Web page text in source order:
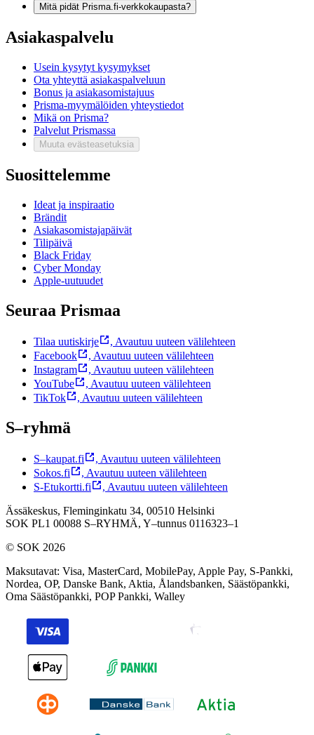
Mitä pidät Prisma.fi-verkkokaupasta?
Asiakaspalvelu
Usein kysytyt kysymykset
Ota yhteyttä asiakaspalveluun
Bonus ja asiakasomistajuus
Prisma-myymälöiden yhteystiedot
Mikä on Prisma?
Palvelut Prismassa
Muuta evästeasetuksia
Suosittelemme
Ideat ja inspiraatio
Brändit
Asiakasomistajapäivät
Tilipäivä
Black Friday
Cyber Monday
Apple-uutuudet
Seuraa Prismaa
Tilaa uutiskirje , Avautuu uuteen välilehteen
Facebook
, Avautuu uuteen välilehteen
Instagram
, Avautuu uuteen välilehteen
YouTube
, Avautuu uuteen välilehteen
TikTok
, Avautuu uuteen välilehteen
S–ryhmä
S–kaupat.fi , Avautuu uuteen välilehteen
Sokos.fi
, Avautuu uuteen välilehteen
S-Etukortti.fi
, Avautuu uuteen välilehteen
Ässäkeskus, Fleminginkatu 34, 00510 Helsinki
SOK PL1 00088 S–RYHMÄ, Y–tunnus 0116323–1
© SOK 2026
Maksutavat: Visa, MasterCard, MobilePay, Apple Pay, S-Pankki,
Nordea, OP, Danske Bank, Aktia, Ålandsbanken, Säästöpankki,
Oma Säästöpankki, POP Pankki, Walley